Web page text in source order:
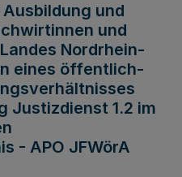
und
und
Nordrhein-
eines öffentlich-
Justizdienst 1.2 im
- APO JFWörA